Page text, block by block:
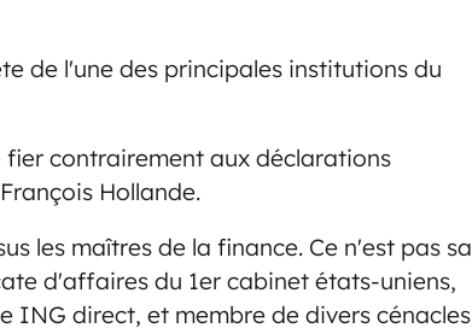
de l'une des principales institutions du
contrairement aux déclarations
Hollande.
les maîtres de la finance. Ce n'est pas sa
d'affaires du 1er cabinet états-uniens,
ING direct, et membre de divers cénacles